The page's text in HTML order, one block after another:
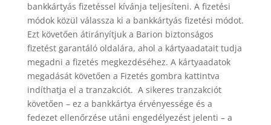
bankkártyás fizetéssel kívánja teljesíteni. A fizetési
módok közül válassza ki a bankkártyás fizetési módot.
Ezt követően átirányítjuk a Barion biztonságos
fizetést garantáló oldalára, ahol a kártyaadatait tudja
megadni a fizetés megkezdéséhez. A kártyaadatok
megadását követően a Fizetés gombra kattintva
indíthatja el a tranzakciót. A sikeres tranzakciót
követően – ez a bankkártya érvényessége és a
fedezet ellenőrzése utáni engedélyezést jelenti – a